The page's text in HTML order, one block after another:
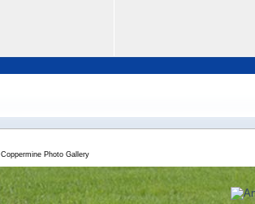
Coppermine Photo Gallery